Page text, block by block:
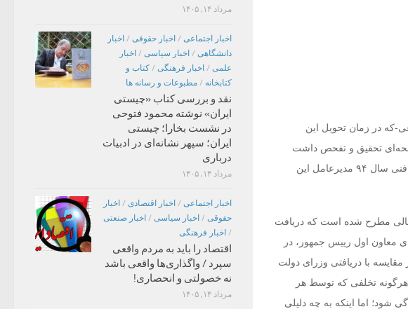
اجتماعی-که در زمان تحویل این
هزار میلیارد تومان کسری با پرونده ۸۰ هزار صفحه‌ای تحقیق و تفحص داشت
۱۷۷ میلیون و ۲۸۸ هزار و ۸۷۹ ریال بوده است؛این در حالی است که خالص دریافتی سال ۹۴ مدیرعامل این
حالی مطرح شده است که دریافت
معاون اول رییس جمهور، در
با دریافتی وزرای دولت
هرگونه تخلفی که توسط هر
شود؛ اما اینکه به چه دلیلی
مرداد ۱۴, ۱۴۰۵
اخبار اجتماعی / اخبار حقوقی / اخبار
دانشگاهی / اخبار سیاسی / اخبار
علمی / اخبار فرهنگی / کتاب و
کتابخانه / مطبوعات و رسانه ها
نقد و بررسی کتاب «چیستی
ایران» نوشته محمود فتوحی
در نشست بخارا؛ چیستی
ایران؛ سپهر نشانه‌ای در ادبیات
درباری
مرداد ۱۴, ۱۴۰۵
اخبار اجتماعی / اخبار اقتصادی / اخبار
حقوقی / اخبار سیاسی / اخبار صنعتی
/ اخبار فرهنگی
اقتصاد را باید به مردم واقعی
سپرد / واگذاری‌ها واقعی باشد
نه خصولتی و انحصاری!
مرداد ۱۴, ۱۴۰۵